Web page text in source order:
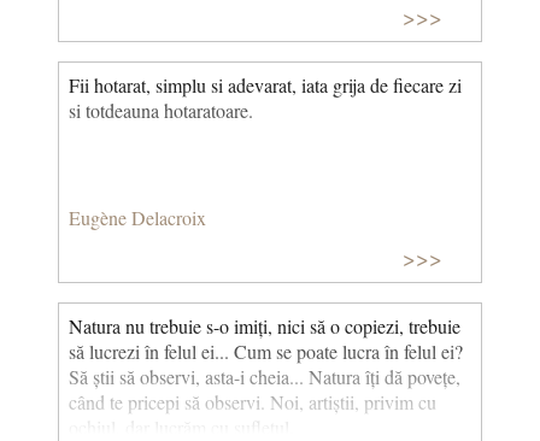
>>>
Fii hotarat, simplu si adevarat, iata grija de fiecare zi
si totdeauna hotaratoare.
Eugène Delacroix
>>>
Natura nu trebuie s-o imiți, nici să o copiezi, trebuie
să lucrezi în felul ei... Cum se poate lucra în felul ei?
Să știi să observi, asta-i cheia... Natura îți dă povețe,
când te pricepi să observi. Noi, artiștii, privim cu
ochiul, dar lucrăm cu sufletul.